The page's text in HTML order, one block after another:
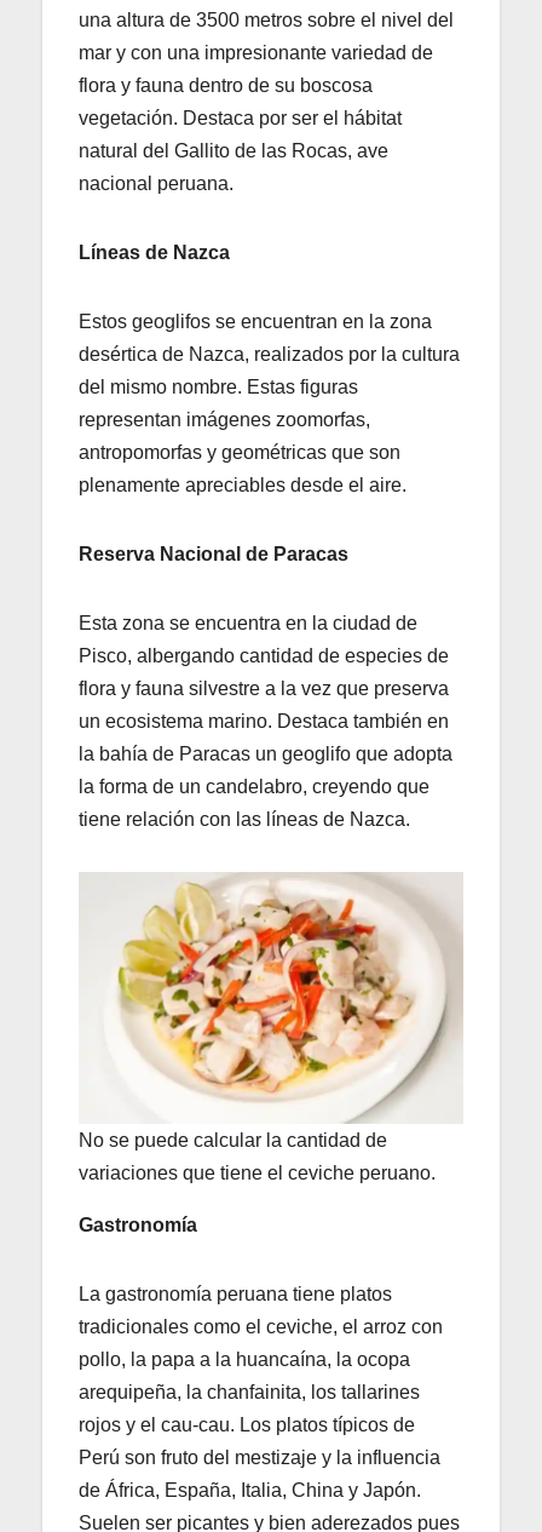
una altura de 3500 metros sobre el nivel del
mar y con una impresionante variedad de
flora y fauna dentro de su boscosa
vegetación. Destaca por ser el hábitat
natural del Gallito de las Rocas, ave
nacional peruana.
Líneas de Nazca
Estos geoglifos se encuentran en la zona
desértica de Nazca, realizados por la cultura
del mismo nombre. Estas figuras
representan imágenes zoomorfas,
antropomorfas y geométricas que son
plenamente apreciables desde el aire.
Reserva Nacional de Paracas
Esta zona se encuentra en la ciudad de
Pisco, albergando cantidad de especies de
flora y fauna silvestre a la vez que preserva
un ecosistema marino. Destaca también en
la bahía de Paracas un geoglifo que adopta
la forma de un candelabro, creyendo que
tiene relación con las líneas de Nazca.
No se puede calcular la cantidad de
variaciones que tiene el ceviche peruano.
Gastronomía
La gastronomía peruana tiene platos
tradicionales como el ceviche, el arroz con
pollo, la papa a la huancaína, la ocopa
arequipeña, la chanfainita, los tallarines
rojos y el cau-cau. Los platos típicos de
Perú son fruto del mestizaje y la influencia
de África, España, Italia, China y Japón.
Suelen ser picantes y bien aderezados pues